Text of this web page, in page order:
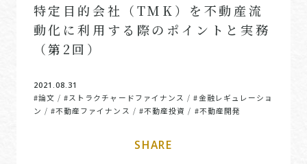
特定目的会社（TMK）を不動産流
動化に利用する際のポイントと実務
（第2回）
2021.08.31
#論文 / #ストラクチャードファイナンス /#金融レギュレーショ
ン / #不動産ファイナンス / #不動産投資 / #不動産開発
SHARE